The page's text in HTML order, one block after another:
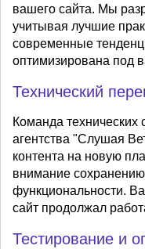
вашего сайта. Мы
учитывая лучшие
современные
оптимизирована под
Технический
Команда технических
агентства "Слушая
контента на новую
внимание
функциональности.
сайт продолжал
Тестирование и